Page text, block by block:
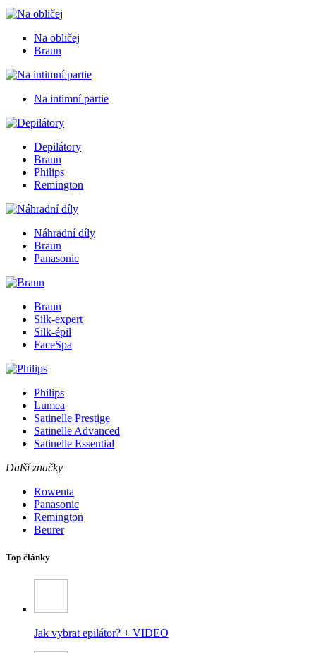
Na obličej
Braun
Na intimní partie
Depilátory
Braun
Philips
Remington
Náhradní díly
Braun
Panasonic
Braun
Silk-expert
Silk-épil
FaceSpa
Philips
Lumea
Satinelle Prestige
Satinelle Advanced
Satinelle Essential
Další značky
Rowenta
Panasonic
Remington
Beurer
Top články
Jak vybrat epilátor? + VIDEO